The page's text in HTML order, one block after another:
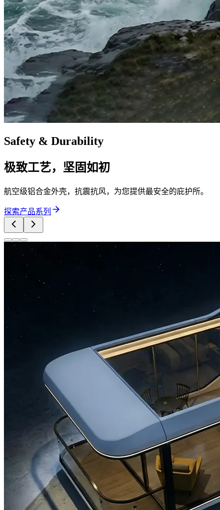
Safety & Durability
极致工艺，坚固如初
航空级铝合金外壳，抗震抗风，为您提供最安全的庇护所。
探索产品系列